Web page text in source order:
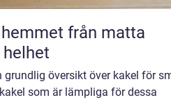
från matta
översikt över kakel för
som är lämpliga för dessa